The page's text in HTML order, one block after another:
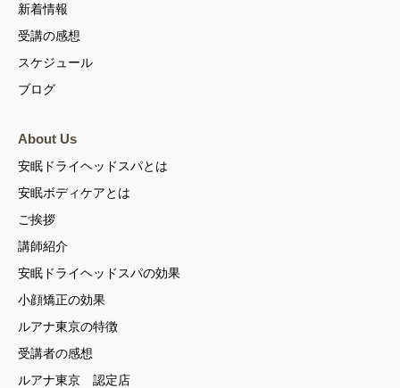
新着情報
受講の感想
スケジュール
ブログ
About Us
安眠ドライヘッドスパとは
安眠ボディケアとは
ご挨拶
講師紹介
安眠ドライヘッドスパの効果
小顔矯正の効果
ルアナ東京の特徴
受講者の感想
ルアナ東京 認定店